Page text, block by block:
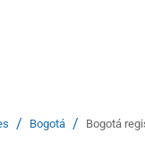
/ Bogotá / Bogotá